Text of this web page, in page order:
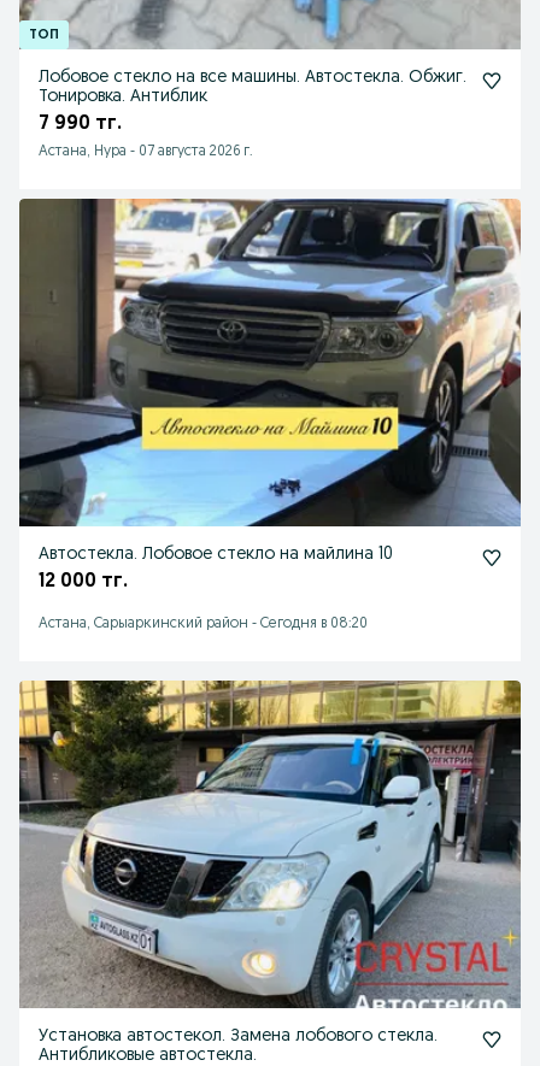
Лобовое стекло на все машины. Автостекла. Обжиг.
Тонировка. Антиблик
7 990 тг.
Астана, Нура - 07 августа 2026 г.
Автостекла. Лобовое стекло на майлина 10
12 000 тг.
Астана, Сарыаркинский район - Сегодня в 08:20
Установка автостекол. Замена лобового стекла.
Антибликовые автостекла.